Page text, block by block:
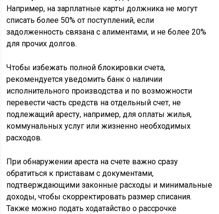
Например, на зарплатные карты должника не могут
списать более 50% от поступлений, если
задолженность связана с алиментами, и не более 20%
для прочих долгов.
Чтобы избежать полной блокировки счета,
рекомендуется уведомить банк о наличии
исполнительного производства и по возможности
перевести часть средств на отдельный счет, не
подлежащий аресту, например, для оплаты жилья,
коммунальных услуг или жизненно необходимых
расходов.
При обнаружении ареста на счете важно сразу
обратиться к приставам с документами,
подтверждающими законные расходы и минимальные
доходы, чтобы скорректировать размер списания.
Также можно подать ходатайство о рассрочке